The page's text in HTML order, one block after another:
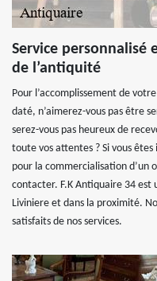
Service personnalisé
de l’antiquité
Pour l’accomplissement de
daté, n’aimerez-vous pas être
serez-vous pas heureux de
toute vos attentes ? Si vous
pour la commercialisation d’un
contacter. F.K Antiquaire 34 est
Liviniere et dans la proximité.
satisfaits de nos services.